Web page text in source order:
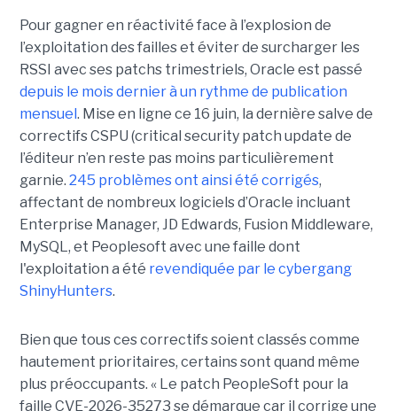
Pour gagner en réactivité face à l’explosion de
l’exploitation des failles et éviter de surcharger les
RSSI avec ses patchs trimestriels, Oracle est passé
depuis le mois dernier à un rythme de publication
mensuel. Mise en ligne ce 16 juin, la dernière salve de
correctifs CSPU (critical security patch update de
l’éditeur n’en reste pas moins particulièrement
garnie. 245 problèmes ont ainsi été corrigés,
affectant de nombreux logiciels d’Oracle incluant
Enterprise Manager, JD Edwards, Fusion Middleware,
MySQL, et Peoplesoft avec une faille dont
l'exploitation a été revendiquée par le cybergang
ShinyHunters.
Bien que tous ces correctifs soient classés comme
hautement prioritaires, certains sont quand même
plus préoccupants. « Le patch PeopleSoft pour la
faille CVE-2026-35273 se démarque car il corrige une